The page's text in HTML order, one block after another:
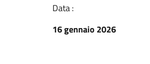
Data :
16 gennaio 2026